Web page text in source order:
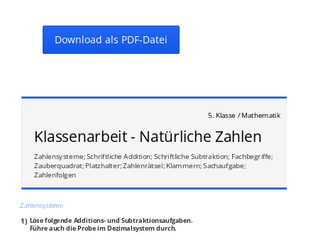
Download als PDF-Datei
5. Klasse / Mathematik
Klassenarbeit - Natürliche Zahlen
Zahlensysteme; Schriftliche Addition; Schriftliche Subtraktion; Fachbegriffe;
Zauberquadrat; Platzhalter; Zahlenrätsel; Klammern; Sachaufgabe;
Zahlenfolgen
Zahlensysteme
1) Löse folgende Additions- und Subtraktionsaufgaben.
Führe auch die Probe im Dezimalsystem durch.